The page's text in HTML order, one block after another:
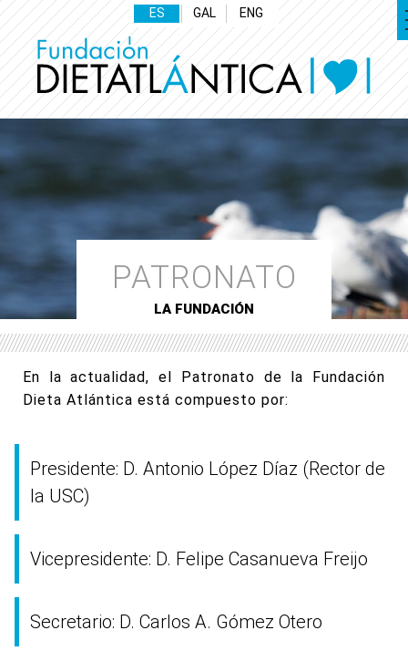
ES GAL ENG
LA FUNDACIÓN
PATRONATO
En la actualidad, el Patronato de la Fundación
Dieta Atlántica está compuesto por:
Presidente: D. Antonio López Díaz (Rector de
la USC)
Vicepresidente: D. Felipe Casanueva Freijo
Secretario: D. Carlos A. Gómez Otero